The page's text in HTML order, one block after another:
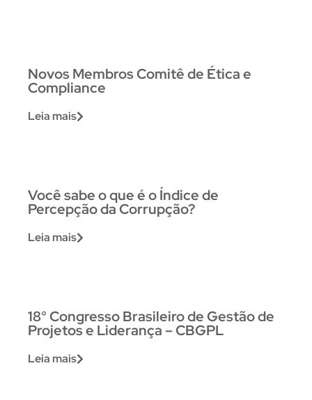
Novos Membros Comitê de Ética e
Compliance
Leia mais
Você sabe o que é o Índice de
Percepção da Corrupção?
Leia mais
18° Congresso Brasileiro de Gestão de
Projetos e Liderança – CBGPL
Leia mais